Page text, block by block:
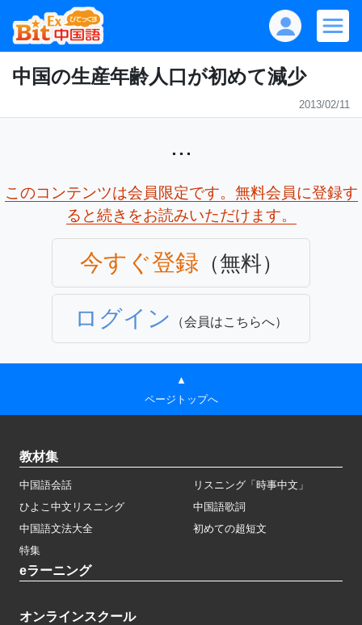
中国の生産年齢人口が初めて減少
2013/02/11
...
このコンテンツは会員限定です。無料会員に登録す
ると続きをお読みいただけます。
今すぐ登録 （無料）
ログイン （会員はこちらへ）
▲
ページトップへ
教材集
中国語会話
リスニング「時事中文」
ひよこ中文リスニング
中国語歌詞
中国語文法大全
初めての超短文
特集
eラーニング
オンラインスクール